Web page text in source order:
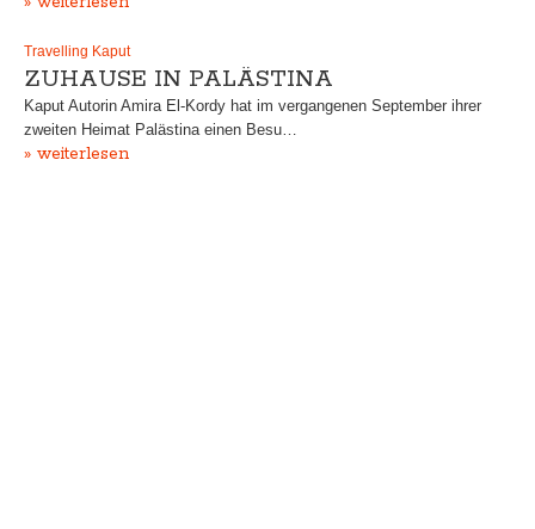
Travelling Kaput
ZUHAUSE IN PALÄSTINA
Kaput Autorin Amira El-Kordy hat im vergangenen September ihrer
zweiten Heimat Palästina einen Besu…
» weiterlesen